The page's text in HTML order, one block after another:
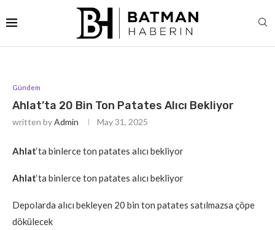
Gündem
Ahlat’ta 20 Bin Ton Patates Alıcı Bekliyor
written byAdmin May 31, 2025
Ahlat‘ta binlerce ton patates alıcı bekliyor
Ahlat‘ta binlerce ton patates alıcı bekliyor
Depolarda alıcı bekleyen 20 bin ton patates satılmazsa çöpe
dökülecek